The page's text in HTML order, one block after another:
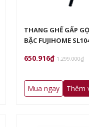
THANG GHẾ GẤP
BẬC FUJIHOME
650.916₫ 1.299.000₫
Mua ngay Thêm